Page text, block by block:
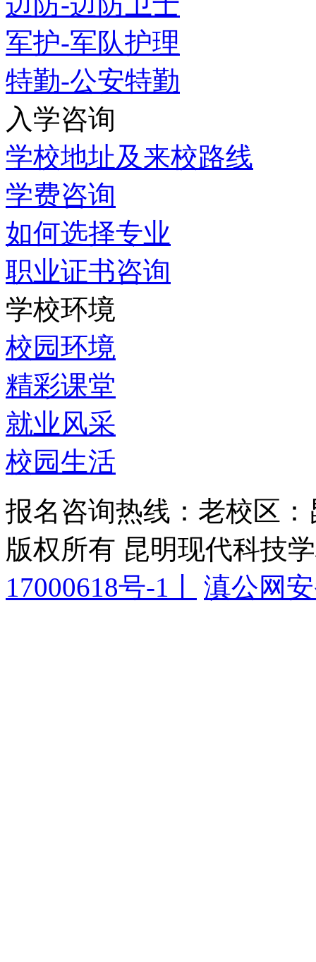
军护-军队护理
特勤-公安特勤
入学咨询
学校地址及来校路线
学费咨询
如何选择专业
职业证书咨询
学校环境
校园环境
精彩课堂
就业风采
校园生活
报名咨询热线：老校区
版权所有 昆明现代科技
17000618号-1丨
滇公网